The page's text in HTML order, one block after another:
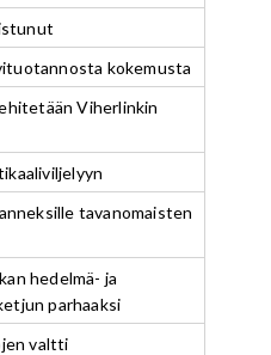
kokemusta
Viherlinkin
tavanomaisten
hedelmä- ja
parhaaksi
valtti